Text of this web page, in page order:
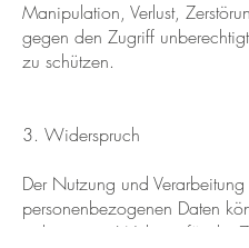
Manipulation, Verlust,
gegen den Zugriff
zu schützen.
3. Widerspruch
Der Nutzung und Verarbeitung
personenbezogenen Daten
jederzeit mit Wirkung für die